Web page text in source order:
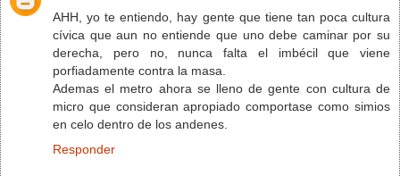
AHH, yo te entiendo, hay gente que tiene tan poca cultura
cívica que aun no entiende que uno debe caminar por su
derecha, pero no, nunca falta el imbécil que viene
porfiadamente contra la masa.
Ademas el metro ahora se lleno de gente con cultura de
micro que consideran apropiado comportase como simios
en celo dentro de los andenes.
Responder